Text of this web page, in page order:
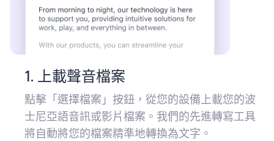
1. 上載聲音檔案
點擊「選擇檔案」按鈕，從您的設備上載您的波
士尼亞語音訊或影片檔案。我們的先進轉寫工具
將自動將您的檔案精準地轉換為文字。